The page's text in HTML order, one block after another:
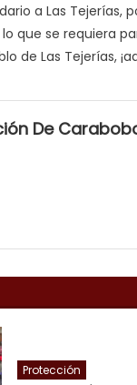
a Las
que se requiera
de Las Tejerías,
De
Protección